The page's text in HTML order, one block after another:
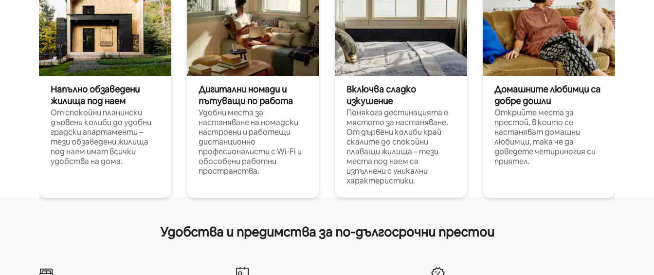
Напълно обзаведени
жилища под наем
От спокойни планински
дървени колиби до удобни
градски апартаменти –
тези обзаведени жилища
под наем имат всички
удобства на дома.
Дигитални номади и
пътуващи по работа
Удобни места за
настаняване на номадски
настроени и работещи
дистанционно
професионалисти с Wi-Fi и
обособени работни
пространства.
Включва сладко
изкушение
Понякога дестинацията е
мястото за настаняване.
От дървени колиби край
скалите до спокойни
плаващи жилища – тези
места под наем са
изпълнени с уникални
характеристики.
Домашните любимци са
добре дошли
Открийте места за
престой, в които се
настаняват домашни
любимци, така че да
доведете четириногия си
приятел.
Удобства и предимства за по-дългосрочни престои